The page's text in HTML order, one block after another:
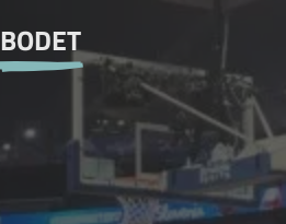
BODET